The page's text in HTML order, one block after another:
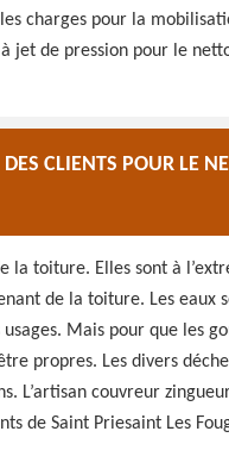
charges pour la
jet de pression pour le
CLIENTS POUR LE
la toiture. Elles sont à
de la toiture. Les eaux
Mais pour que les
propres. Les divers
L’artisan couvreur
de Saint Priesaint Les